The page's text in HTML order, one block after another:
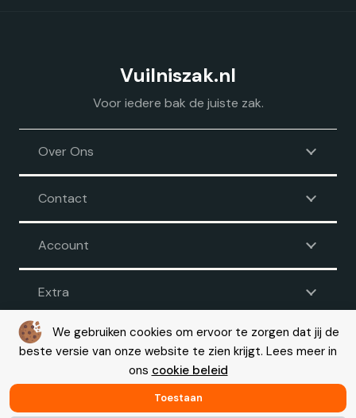
We gebruiken cookies om ervoor te zorgen dat jij de
beste versie van onze website te zien krijgt. Lees meer in
ons cookie beleid
Toestaan
Vuilniszak.nl
Voor iedere bak de juiste zak.
Over Ons
Contact
Account
Extra
Voorwaarden|Disclaimer| Privacy| Cookie beleid
© Copyright 2026 – Vuilniszak.nl |Webdesign by Yooker
with 💙